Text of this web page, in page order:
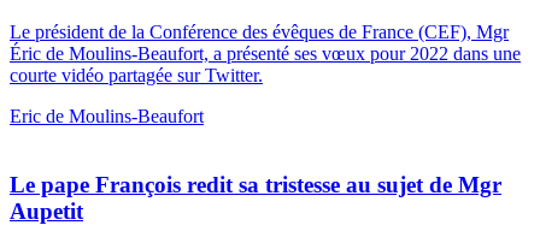
Le président de la Conférence des évêques de France (CEF), Mgr
Éric de Moulins-Beaufort, a présenté ses vœux pour 2022 dans une
courte vidéo partagée sur Twitter.
Eric de Moulins-Beaufort
Le pape François redit sa tristesse au sujet de Mgr
Aupetit